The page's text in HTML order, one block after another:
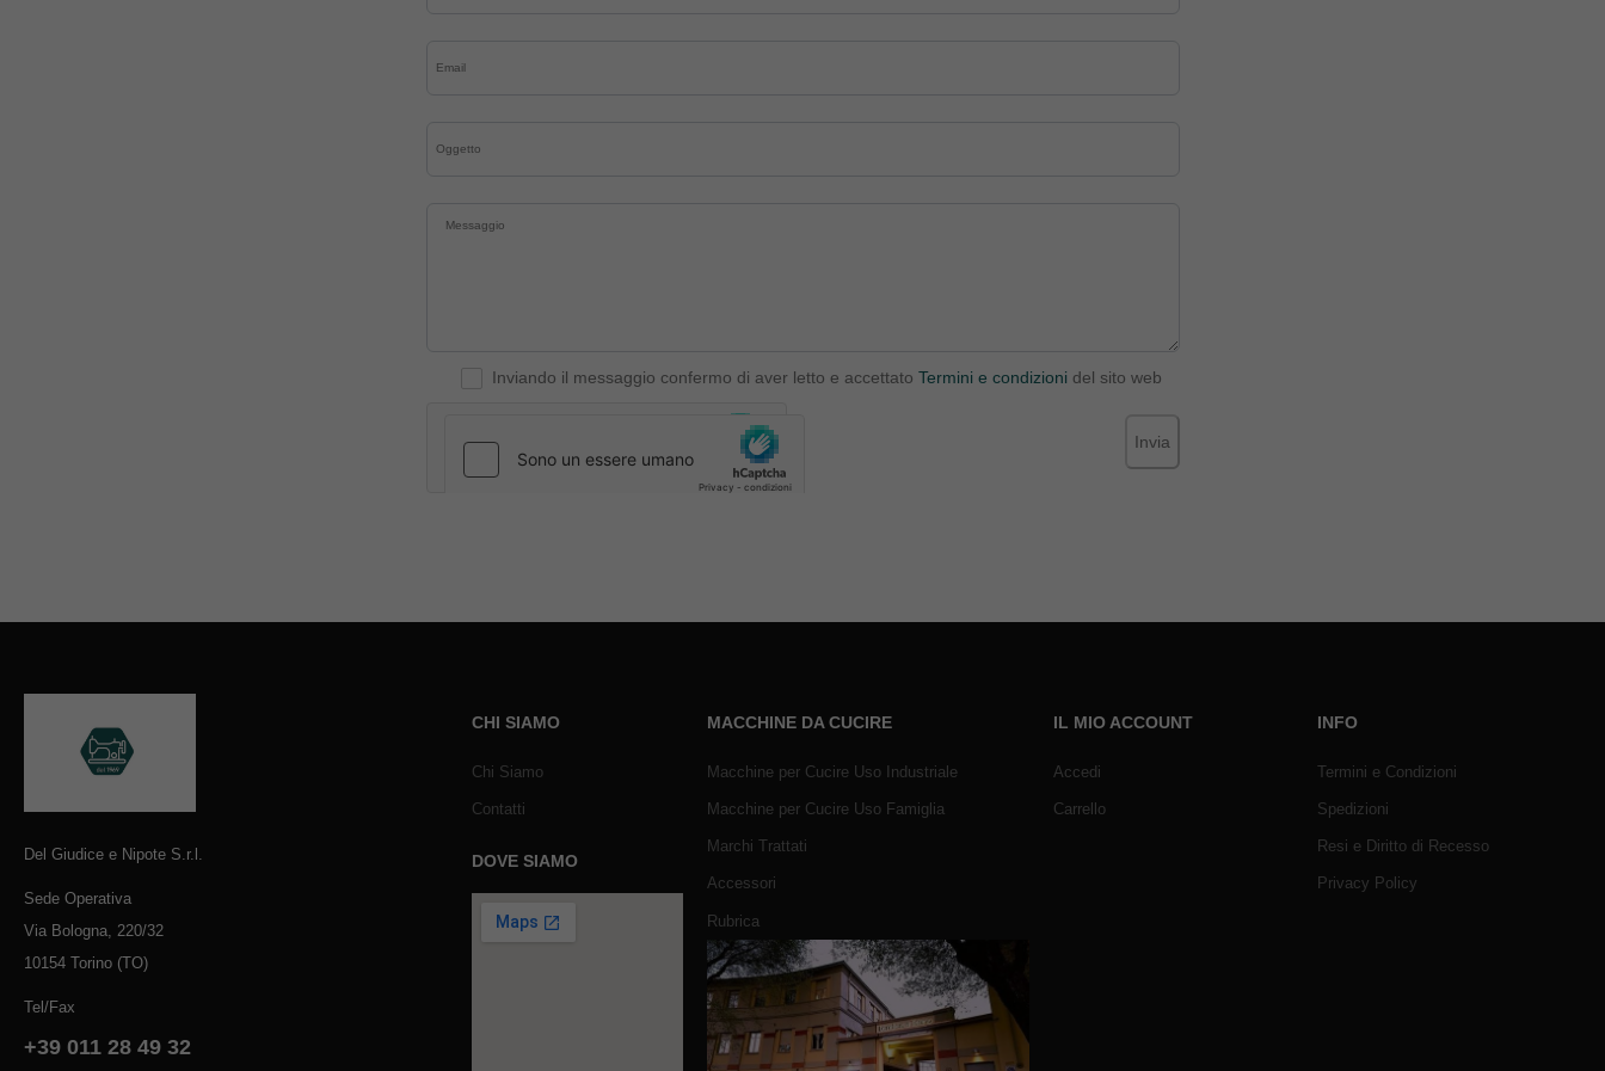
Inviando il messaggio confermo di aver letto e accettato Termini e condizioni del sito web
Invia
Del Giudice e Nipote S.r.l.
Sede Operativa
Via Bologna, 220/32
10154 Torino (TO)
Tel/Fax
+39 011 28 49 32
CHI SIAMO
Chi Siamo
Contatti
DOVE SIAMO
MACCHINE DA CUCIRE
Macchine per Cucire Uso Industriale
Macchine per Cucire Uso Famiglia
Marchi Trattati
Accessori
Rubrica
IL MIO ACCOUNT
Accedi
Carrello
INFO
Termini e Condizioni
Spedizioni
Resi e Diritto di Recesso
Privacy Policy